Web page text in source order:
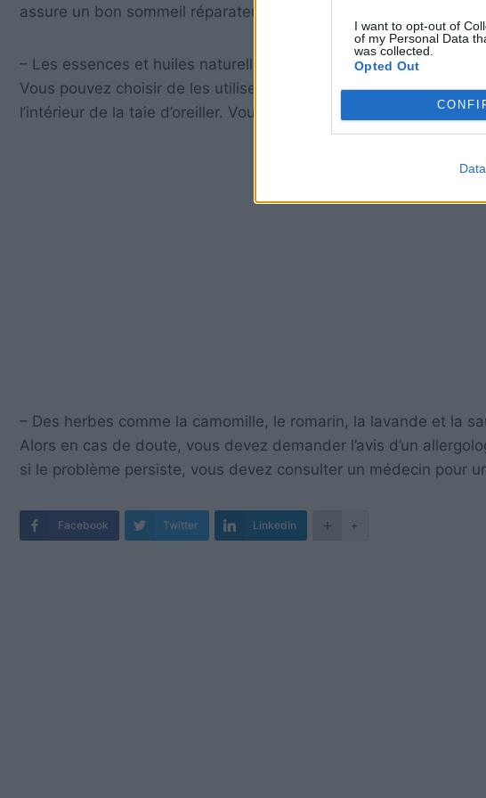
I want to opt-out of
of my Personal Data
was collected.
Opted Out
assure un bon sommeil réparateur.
– Les essences et huiles naturelles présentent dans le romarin
Vous pouvez choisir de les utiliser tels qu’il se présente dans la
l’intérieur de la taie d’oreiller. Vous verrez que cette branche
– Des herbes comme la camomille, le romarin, la lavande et la
Alors en cas de doute, vous devez demander l’avis d’un
si le problème persiste, vous devez consulter un médecin pour
Facebook Twitter LinkedIn +